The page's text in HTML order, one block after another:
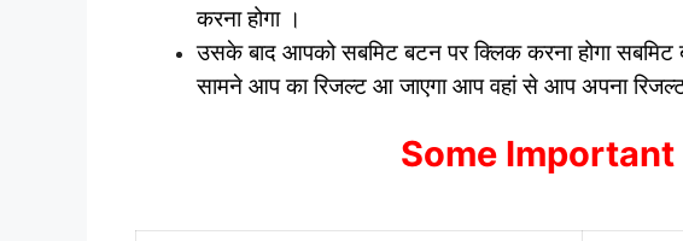
करना होगा ।
उसके बाद आपको सबमिट बटन पर क्लिक करना होगा
सामने आप का रिजल्ट आ जाएगा आप वहां से आप अपना
Some Important